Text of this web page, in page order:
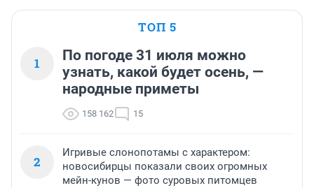
ТОП 5
1
По погоде 31 июля можно
узнать, какой будет осень, —
народные приметы
158 162 15
2
Игривые слонопотамы с характером:
новосибирцы показали своих огромных
мейн-кунов — фото суровых питомцев